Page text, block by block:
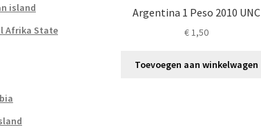
Argentina 1 Peso 2010 UNC
€1,50
Toevoegen aan winkelwagen
island
Afrika State